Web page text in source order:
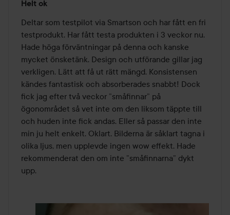
4
av
5
Helt ok
Deltar som testpilot via Smartson och har fått en fri
testprodukt. Har fått testa produkten i 3 veckor nu.
Hade höga förväntningar på denna och kanske
mycket önsketänk. Design och utförande gillar jag
verkligen. Lätt att få ut rätt mängd. Konsistensen
kändes fantastisk och absorberades snabbt! Dock
fick jag efter två veckor ”småfinnar” på
ögonområdet så vet inte om den liksom täppte till
och huden inte fick andas. Eller så passar den inte
min ju helt enkelt. Oklart. Bilderna är såklart tagna i
olika ljus, men upplevde ingen wow effekt. Hade
rekommenderat den om inte ”småfinnarna” dykt
upp.